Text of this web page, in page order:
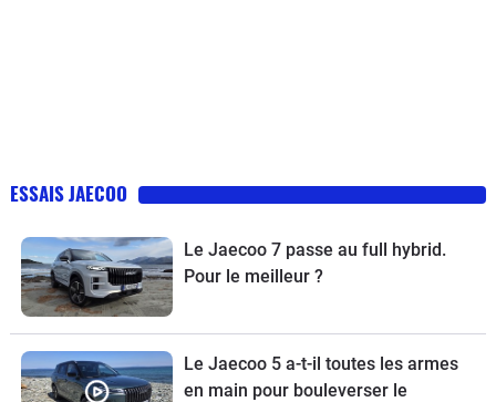
ESSAIS JAECOO
Le Jaecoo 7 passe au full hybrid.
Pour le meilleur ?
Le Jaecoo 5 a-t-il toutes les armes
en main pour bouleverser le